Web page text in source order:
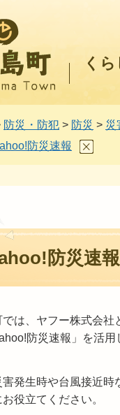
く
防災・防犯 > 防災 > 災
防災速報
防災速報
は、ヤフー株式会社
防災速報」を活
発生時や台風接近時
役立てください。